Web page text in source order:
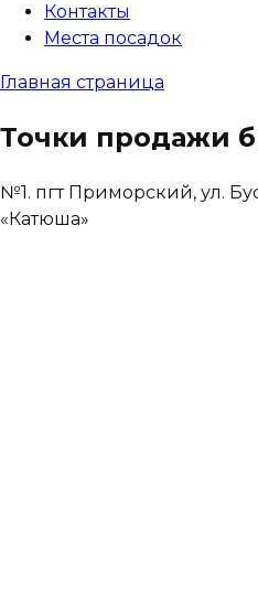
Контакты
Места посадок
Главная страница
Точки продажи
№1. пгт Приморский, ул.
«Катюша»